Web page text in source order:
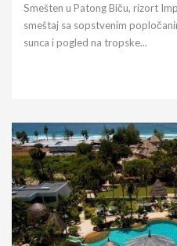
Smešten u Patong Biču, rizort
smeštaj sa sopstvenim
sunca i pogled na tropske...